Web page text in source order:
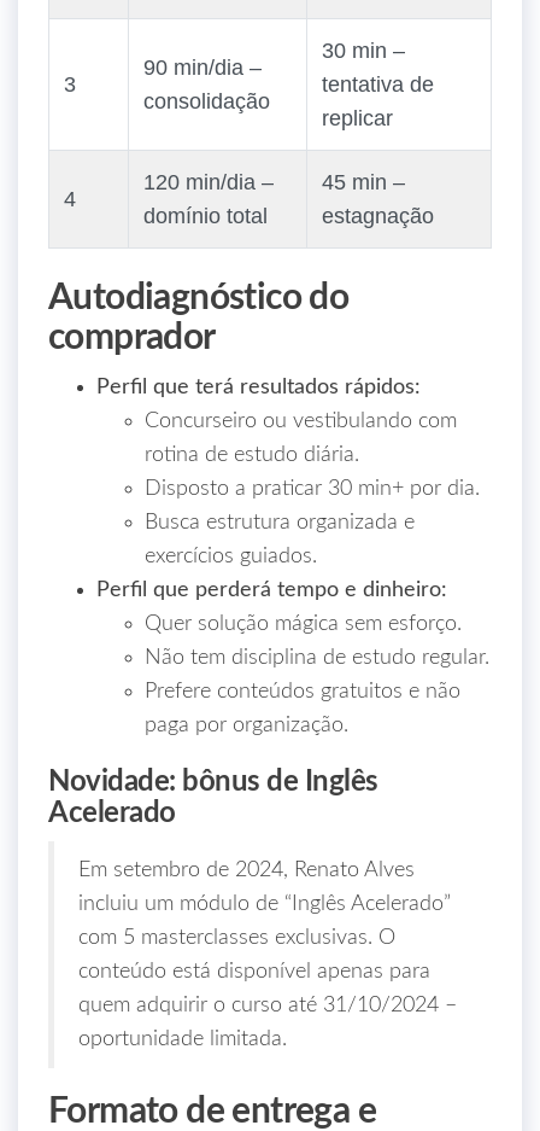
3
90 min/dia –
consolidação
30 min –
tentativa de
replicar
4
120 min/dia –
domínio total
45 min –
estagnação
Autodiagnóstico do
comprador
Perfil que terá resultados rápidos:
Concurseiro ou vestibulando com
rotina de estudo diária.
Disposto a praticar 30 min+ por dia.
Busca estrutura organizada e
exercícios guiados.
Perfil que perderá tempo e dinheiro:
Quer solução mágica sem esforço.
Não tem disciplina de estudo regular.
Prefere conteúdos gratuitos e não
paga por organização.
Novidade: bônus de Inglês
Acelerado
Em setembro de 2024, Renato Alves
incluiu um módulo de “Inglês Acelerado”
com 5 masterclasses exclusivas. O
conteúdo está disponível apenas para
quem adquirir o curso até 31/10/2024 –
oportunidade limitada.
Formato de entrega e